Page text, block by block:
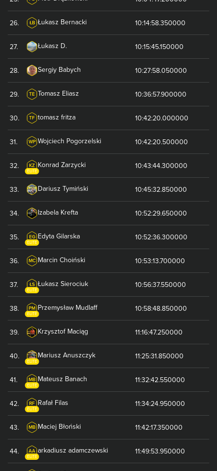
26. ŁB Łukasz Bernacki 10:14:58.350000
27. Łukasz D. 10:15:45.150000
28. Sergiy Babych 10:27:58.050000
29. TE Tomasz Eliasz 10:36:57.900000
30. TF tomasz fritza 10:42:20.000000
31. WP Wojciech Pogorzelski 10:42:20.500000
32. KZ
ELITE
Konrad Zarzycki 10:43:44.300000
33. Dariusz Tymiński 10:45:32.850000
34. Izabela Krefta 10:52:29.650000
35. EG
ELITE
Edyta Gilarska 10:52:36.300000
36. MC Marcin Choiński 10:53:13.700000
37. ŁS
ELITE
Łukasz Sierociuk 10:56:37.550000
38. PM
ELITE
Przemysław Mudlaff 10:58:48.850000
39. Krzysztof Maciąg 11:16:47.250000
40.
ELITE
Mariusz Anuszczyk 11:25:31.850000
41. MB
ELITE
Mateusz Banach 11:32:42.550000
42. RF
ELITE
Rafał Filas 11:34:24.950000
43. MB Maciej Błoński 11:42:17.350000
44. AA
ELITE
arkadiusz adamczewski 11:49:53.950000